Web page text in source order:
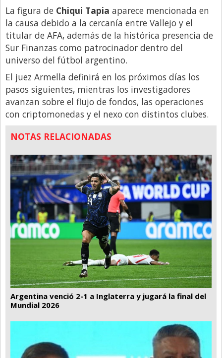
La figura de Chiqui Tapia aparece mencionada en
la causa debido a la cercanía entre Vallejo y el
titular de AFA, además de la histórica presencia de
Sur Finanzas como patrocinador dentro del
universo del fútbol argentino.
El juez Armella definirá en los próximos días los
pasos siguientes, mientras los investigadores
avanzan sobre el flujo de fondos, las operaciones
con criptomonedas y el nexo con distintos clubes.
NOTAS RELACIONADAS
Argentina venció 2-1 a Inglaterra y jugará la final del
Mundial 2026